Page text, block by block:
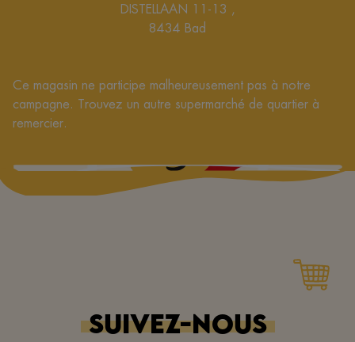
DISTELLAAN 11-13 ,
8434 Bad
Ce magasin ne participe malheureusement pas à notre
campagne. Trouvez un autre supermarché de quartier à
remercier.
SUIVEZ-NOUS